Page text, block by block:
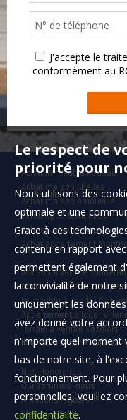
J'accepte le
conformément au
Achat immeuble Roubaix
Achat maison Chelles
Achat maison Arnouville
Achat appartement Saint-
Achat maison Saint-Cyr-
Achat appartement
Maison à vendre
Maison à vendre
Immeuble à vendre
Appartement à louer
Terrain à vendre Vézelois
Maison à vendre La
Nos Honoraires
Qui sommes-nous
Mentions légales
Plan du site
Le respect de
priorité pour
Nous utilisons des
optimale et une
Grace à ces
contenu en rapport
permettent également
la convivialité de notre
uniquement les
avez donné votre
n'importe quel moment
bas de notre site, à
fonctionnement. Pour
personnelles, veuillez
confidentialité.